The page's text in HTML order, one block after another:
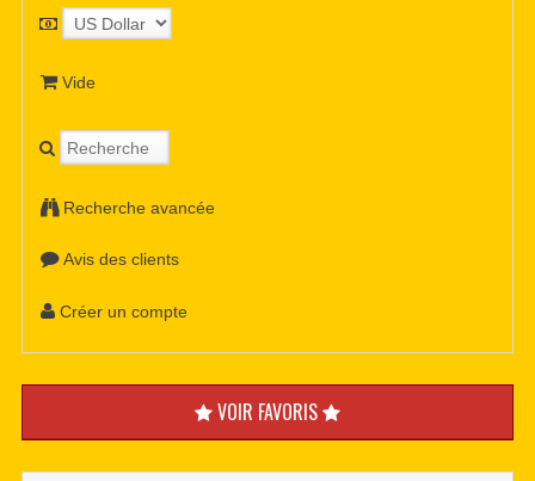
Vide
Recherche avancée
Avis des clients
Créer un compte
VOIR FAVORIS